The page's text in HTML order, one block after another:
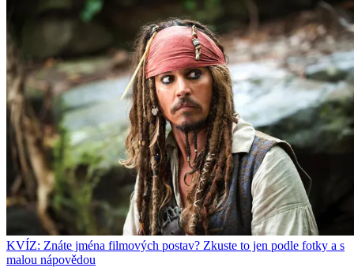
KVÍZ: Znáte jména filmových postav? Zkuste to jen podle fotky a s
malou nápovědou